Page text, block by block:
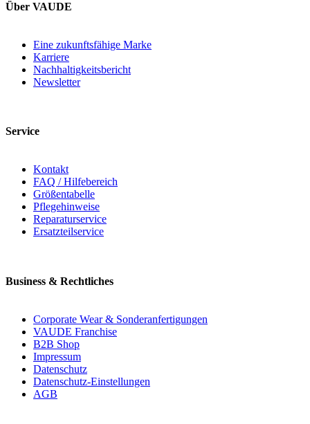
Über VAUDE
Eine zukunftsfähige Marke
Karriere
Nachhaltigkeitsbericht
Newsletter
Service
Kontakt
FAQ / Hilfebereich
Größentabelle
Pflegehinweise
Reparaturservice
Ersatzteilservice
Business & Rechtliches
Corporate Wear & Sonderanfertigungen
VAUDE Franchise
B2B Shop
Impressum
Datenschutz
Datenschutz-Einstellungen
AGB